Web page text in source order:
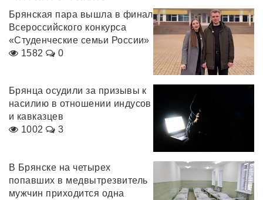
Брянская пара вышла в финал
Всероссийского конкурса
«Студенческие семьи России»
1582
0
Брянца осудили за призывы к
насилию в отношении индусов
и кавказцев
1002
3
В Брянске на четырех
попавших в медвытрезвитель
мужчин приходится одна